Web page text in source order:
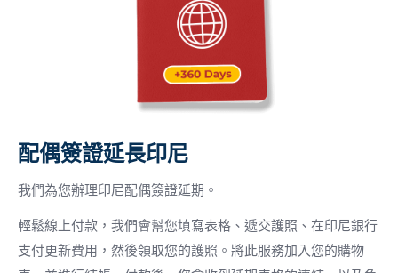
配偶簽證延長印尼
我們為您辦理印尼配偶簽證延期。
輕鬆線上付款，我們會幫您填寫表格、遞交護照、在印尼銀行
支付更新費用，然後領取您的護照。將此服務加入您的購物
捐款給 JAAN
美元